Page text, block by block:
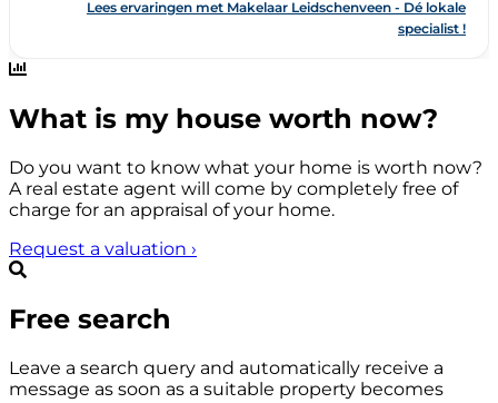
What is my house worth now?
Do you want to know what your home is worth now?
A real estate agent will come by completely free of
charge for an appraisal of your home.
Request a valuation ›
Free search
Leave a search query and automatically receive a
message as soon as a suitable property becomes